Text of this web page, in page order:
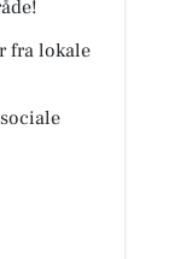
fra lokale